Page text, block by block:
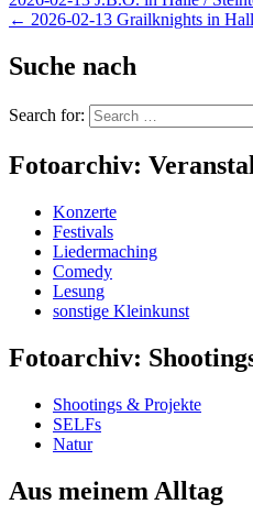
← 2026-02-13 Grailknights in
Suche nach
Search for:
Fotoarchiv:
Konzerte
Festivals
Liedermaching
Comedy
Lesung
sonstige Kleinkunst
Fotoarchiv:
Shootings & Projekte
SELFs
Natur
Aus meinem Alltag